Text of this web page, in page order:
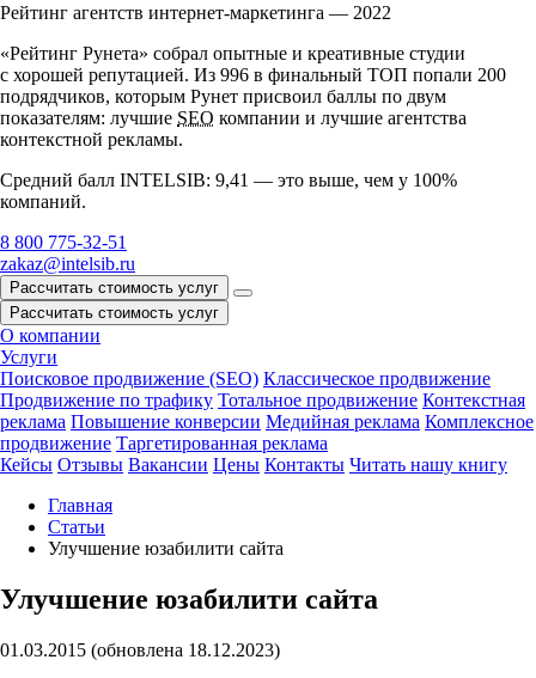
Рейтинг агентств интернет-маркетинга — 2022
«Рейтинг Рунета» собрал опытные и креативные студии
с хорошей репутацией. Из 996 в финальный ТОП попали 200
подрядчиков, которым Рунет присвоил баллы по двум
показателям: лучшие SEO компании и лучшие агентства
контекстной рекламы.
Средний балл INTELSIB: 9,41 — это выше, чем у 100%
компаний.
8 800 775-32-51
zakaz@intelsib.ru
Рассчитать стоимость услуг
Рассчитать стоимость услуг
О компании
Услуги
Поисковое продвижение (SEO) Классическое продвижение
Продвижение по трафику Тотальное продвижение Контекстная
реклама Повышение конверсии Медийная реклама Комплексное
продвижение Таргетированная реклама
Кейсы Отзывы Вакансии Цены Контакты Читать нашу книгу
Главная
Статьи
Улучшение юзабилити сайта
Улучшение юзабилити сайта
01.03.2015 (обновлена 18.12.2023)